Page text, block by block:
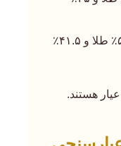
طلای ۱۴ عیار: ترکیبی از ۵۸.۵٪ طلا و ۴۱.۵٪